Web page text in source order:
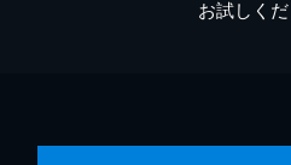
お試しくだ